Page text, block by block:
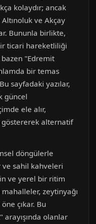
kolaydır; ancak
ve Akçay
Bununla birlikte,
ticari hareketliliği
"Edremit
bir temas
sayfadaki yazılar,
güncel
ele alır,
alternatif
döngülerle
ve sahil kahveleri
ve yerel bir ritim
zeytinyağı
çıkar. Bu
olanlar